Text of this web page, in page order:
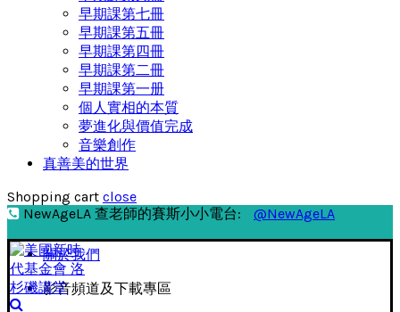
早期課第七冊
早期課第五冊
早期課第四冊
早期課第二冊
早期課第一册
個人實相的本質
夢進化與價值完成
音樂創作
真善美的世界
Shopping cart close
NewAgeLA 查老師的賽斯小小電台:
@NewAgeLA
關於我們
影音頻道及下載專區